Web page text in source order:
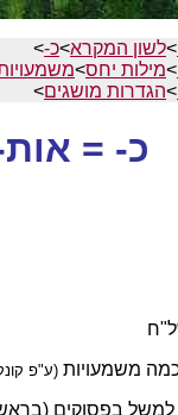
>לשון המקרא>כ->
>מילות יחס>
>הגדרות מושגים>
כ- =
משמעויות (ע"פ